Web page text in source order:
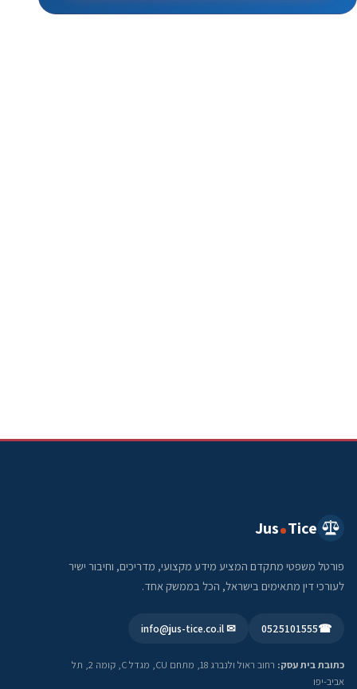
Jus Tice
פורטל משפטי מתקדם המציע מידע מקצועי, מדריכים, וחיבור ישיר
לעורכי דין מתאימים בישראל, הכל בממשק אחד.
☎
0525101555
✉ info@jus-tice.co.il
כתובת בית עסק:
רחוב ראול ולנברג 18, מתחם CU, מגדל C, קומה 2, תל
אביב-יפו